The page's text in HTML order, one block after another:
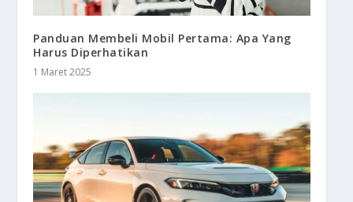
Panduan Membeli Mobil Pertama: Apa Yang
Harus Diperhatikan
1 Maret 2025